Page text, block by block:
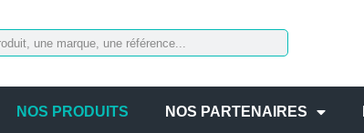
NOS PRODUITS NOS PARTENAIRES